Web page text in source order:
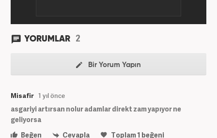
YORUMLAR 2
Bir Yorum Yapın
Misafir 1 yıl önce
asgariyi artırsan nolur adamlar direkt zam yapıyor ne
geliyorsa
Beğen
Cevapla Toplam1 beğeni